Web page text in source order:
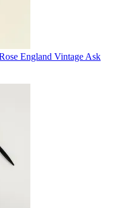
England Vintage Ask